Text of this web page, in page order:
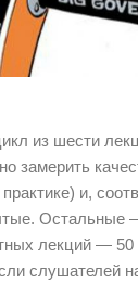
из шести
замерить
и,
Остальные
лекций —
слушателей